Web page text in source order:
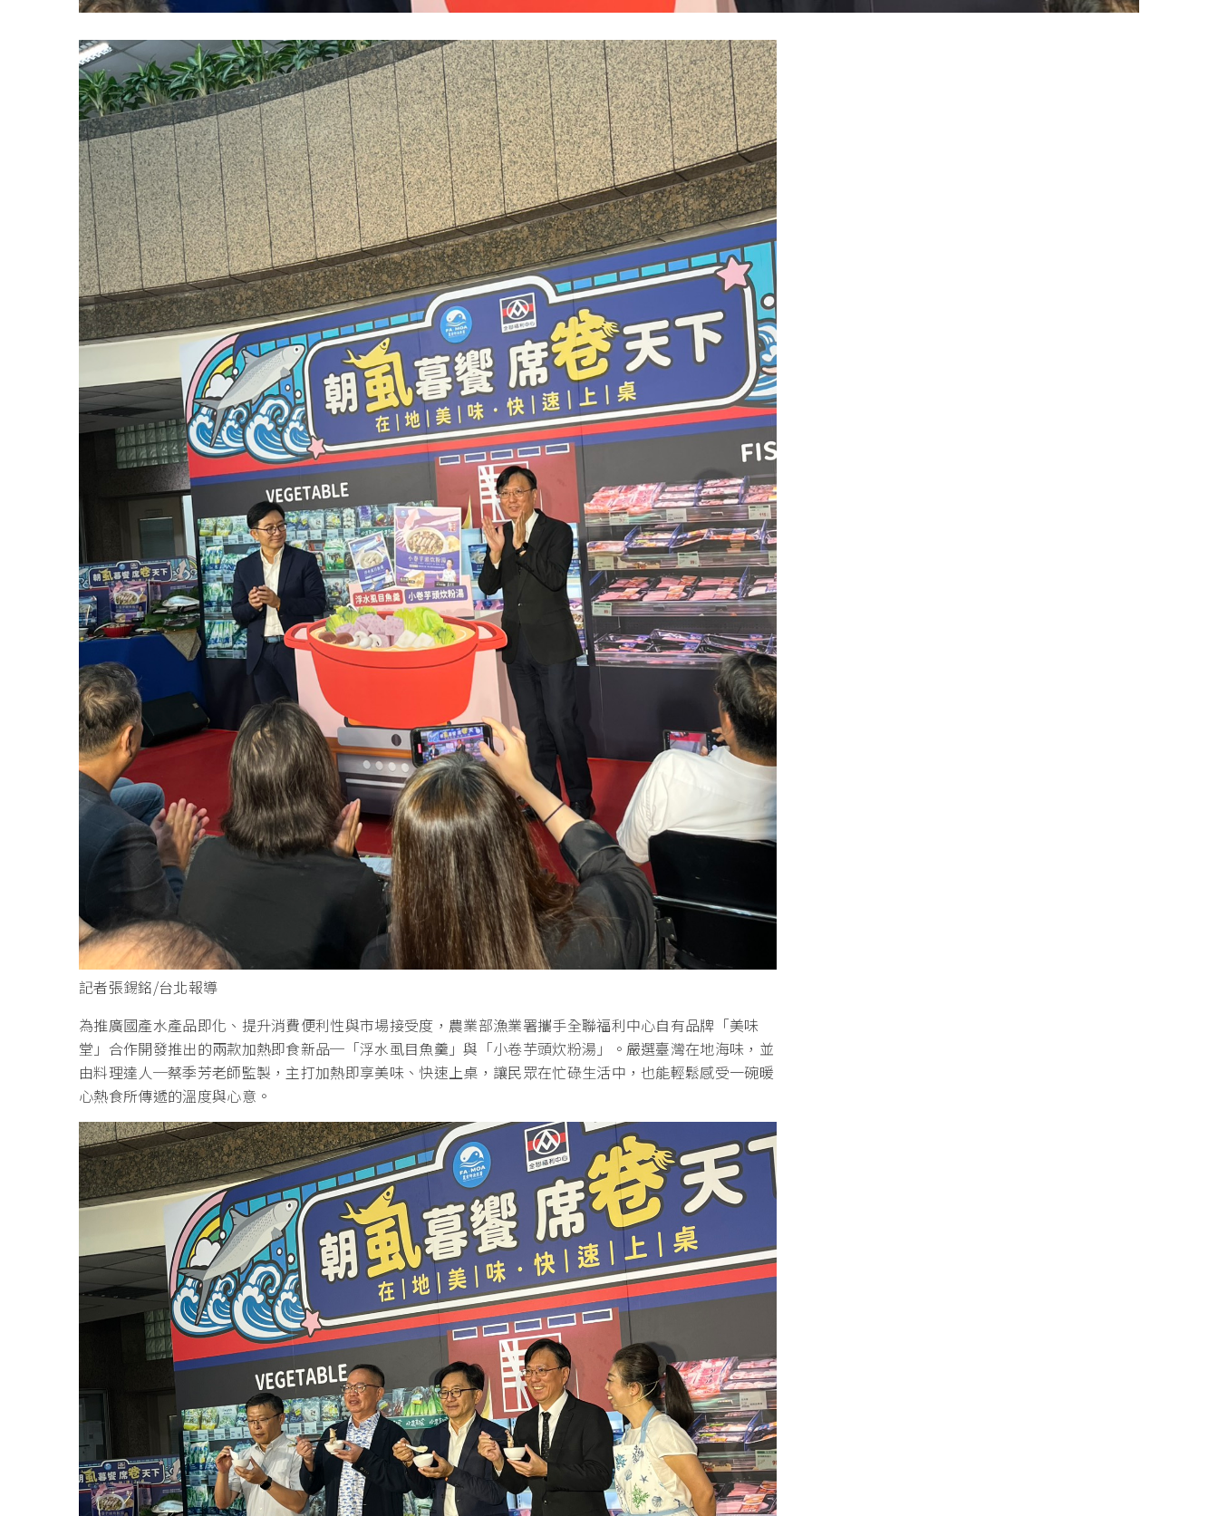
記者張錫銘/台北報導
為推廣國產水產品即化、提升消費便利性與市場接受度，農業部漁業署攜手全聯福利中心自有品牌「美味
堂」合作開發推出的兩款加熱即食新品─「浮水虱目魚羹」與「小卷芋頭炊粉湯」。嚴選臺灣在地海味，並
由料理達人─蔡季芳老師監製，主打加熱即享美味、快速上桌，讓民眾在忙碌生活中，也能輕鬆感受一碗暖
心熱食所傳遞的溫度與心意。